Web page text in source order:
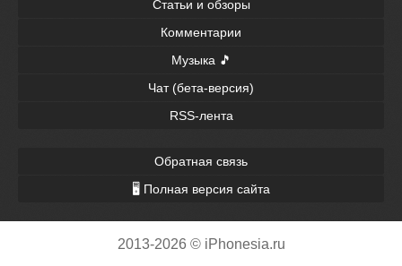
Статьи и обзоры
Комментарии
Музыка 🎵
Чат (бета-версия)
RSS-лента
Обратная связь
🖥 Полная версия сайта
2013-2026 © iPhonesia.ru